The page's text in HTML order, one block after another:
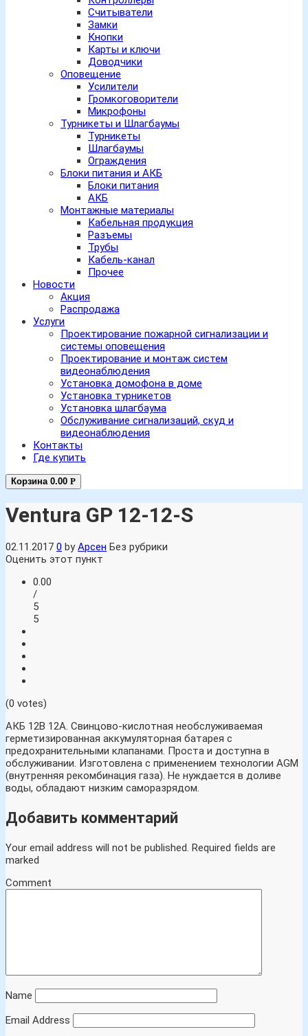
Считыватели
Замки
Кнопки
Карты и ключи
Доводчики
Оповещение
Усилители
Громкоговорители
Микрофоны
Турникеты и Шлагбаумы
Турникеты
Шлагбаумы
Ограждения
Блоки питания и АКБ
Блоки питания
АКБ
Монтажные материалы
Кабельная продукция
Разъемы
Трубы
Кабель-канал
Прочее
Новости
Акция
Распродажа
Услуги
Проектирование пожарной сигнализации и
системы оповещения
Проектирование и монтаж систем
видеонаблюдения
Установка домофона в доме
Установка турникетов
Установка шлагбаума
Обслуживание сигнализаций, скуд и
видеонаблюдения
Контакты
Где купить
Корзина 0.00 Р
Ventura GP 12-12-S
02.11.2017 0 byАрсен Без рубрики
Оценить этот пункт
0.00
/
5
5
(0 votes)
АКБ 12В 12А. Свинцово-кислотная необслуживаемая
герметизированная аккумуляторная батарея с
предохранительными клапанами. Проста и доступна в
обслуживании. Изготовлена с применением технологии AGM
(внутренняя рекомбинация газа). Не нуждается в доливе
воды, обладают низким саморазрядом.
Добавить комментарий
Your email address will not be published. Required fields are
marked
Comment
Name
Email Address